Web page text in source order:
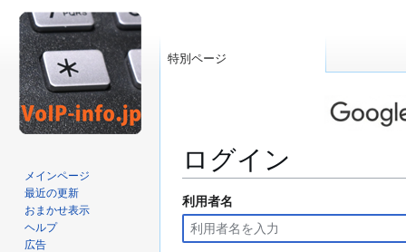
ログイン
ナ
ビ
ゲ
検
索
に
利用者名
特別ページ
メインページ
最近の更新
おまかせ表示
ヘルプ
広告